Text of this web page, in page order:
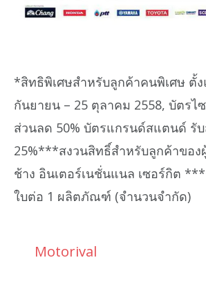
*สิทธิพิเศษสำหรับลูกค้าคนพิเศษ ตั้
กันยายน – 25 ตุลาคม 2558, บัตรไ
ส่วนลด 50% บัตรแกรนด์สแตนด์ รั
25%***สงวนสิทธิ์สำหรับลูกค้าขอ
ช้าง อินเตอร์เนชั่นแนล เซอร์กิต
ใบต่อ 1 ผลิตภัณฑ์ (จำนวนจำกัด)
Motorival